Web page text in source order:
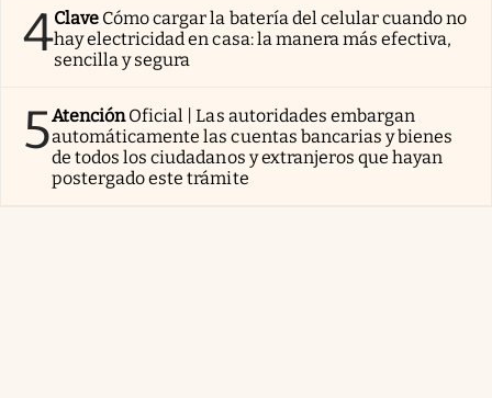
4Clave Cómo cargar la batería del celular cuando no
hay electricidad en casa: la manera más efectiva,
sencilla y segura
5AtenciónOficial | Las autoridades embargan
automáticamente las cuentas bancarias y bienes
de todos los ciudadanos y extranjeros que hayan
postergado este trámite